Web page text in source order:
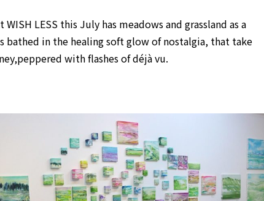
LESS this July has meadows and grassland as a
bathed in the healing soft glow of nostalgia, that take
with flashes of déjà vu.